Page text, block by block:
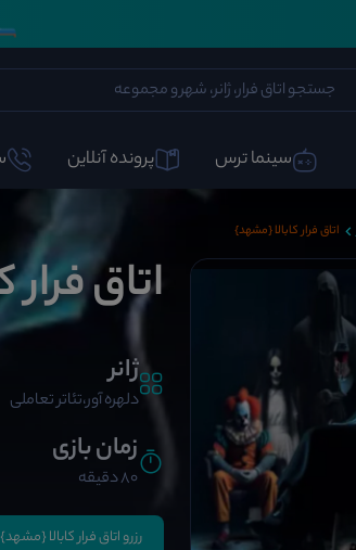
سینما ترس پرونده آنلاین
اتاق فرار کابالا {مشهد}
اتاق
ژانر
دلهره آور،تئاتر تعاملی
زمان بازی
80 دقیقه
رزرو اتاق فرار کابالا {مشهد}